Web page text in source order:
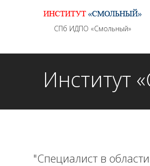
СПб ИДПО «Смольный»
Институт
"Специалист в